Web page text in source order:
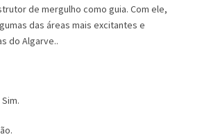
de mergulho como guia. Com ele,
das áreas mais excitantes e
do Algarve..
Sim.